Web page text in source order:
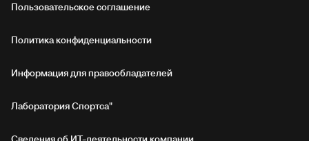
Пользовательское соглашение
Политика конфиденциальности
Информация для правообладателей
Лаборатория Спортса"